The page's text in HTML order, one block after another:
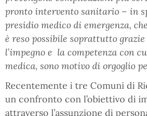
pronto intervento sanitario – in
presidio medico di emergenza,
è reso possibile soprattutto
l’impegno e la competenza con
medica, sono motivo di orgoglio
Recentemente i tre Comuni di
un confronto con l’obiettivo di
attraverso l’assunzione di